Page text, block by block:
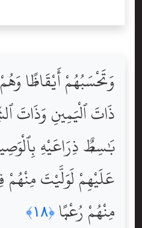
وَتَحْسَبُهُمْ أَيْقَاظًۭا
ذَاتَ ٱلْيَمِينِ وَذَاتَ
بَٰسِطٌۭ ذِرَاعَيْهِ
عَلَيْهِمْ لَوَلَّيْتَ مِنْهُمْ
مِنْهُمْ رُعْبًۭا ﴿١٨﴾